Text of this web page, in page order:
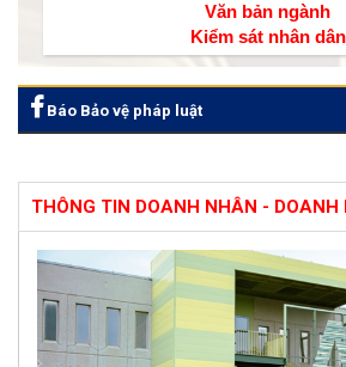
Văn bản ngành
Kiểm sát nhân dân
Báo Bảo vệ pháp luật
THÔNG TIN DOANH NHÂN - DOANH